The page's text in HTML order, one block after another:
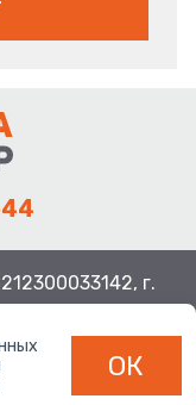
г.
ОК